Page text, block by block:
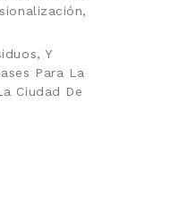
Y
Para La
Ciudad De